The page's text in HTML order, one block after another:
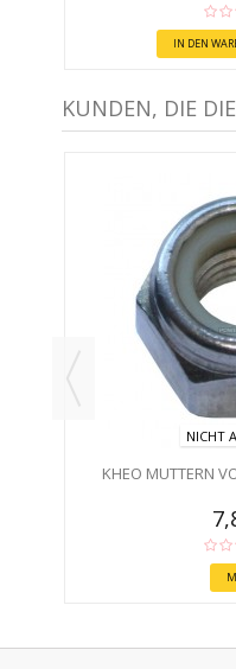
IN DEN
KUNDEN, DIE
NICHT
KHEO MUTTERN